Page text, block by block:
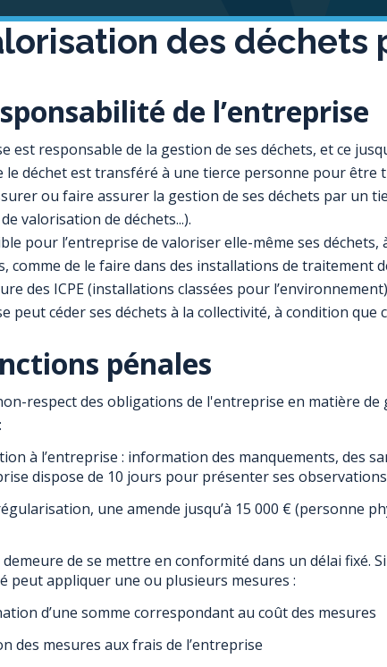
des déchets
de l’entreprise
est responsable de la gestion de ses déchets, et ce
le déchet est transféré à une tierce personne pour être
ou faire assurer la gestion de ses déchets par un
valorisation de déchets...).
pour l’entreprise de valoriser elle-même ses
comme de le faire dans des installations de traitement
des ICPE (installations classées pour
peut céder ses déchets à la collectivité, à condition que
pénales
respect des obligations de l'entreprise en matière
à l’entreprise : information des manquements, des
dispose de 10 jours pour présenter ses
une amende jusqu’à 15 000 € (personne
de se mettre en conformité dans un délai fixé.
peut appliquer une ou plusieurs mesures :
d’une somme correspondant au coût des mesures
des mesures aux frais de l’entreprise